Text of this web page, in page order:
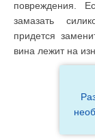
повреждения.
замазать
придется
вина лежит на